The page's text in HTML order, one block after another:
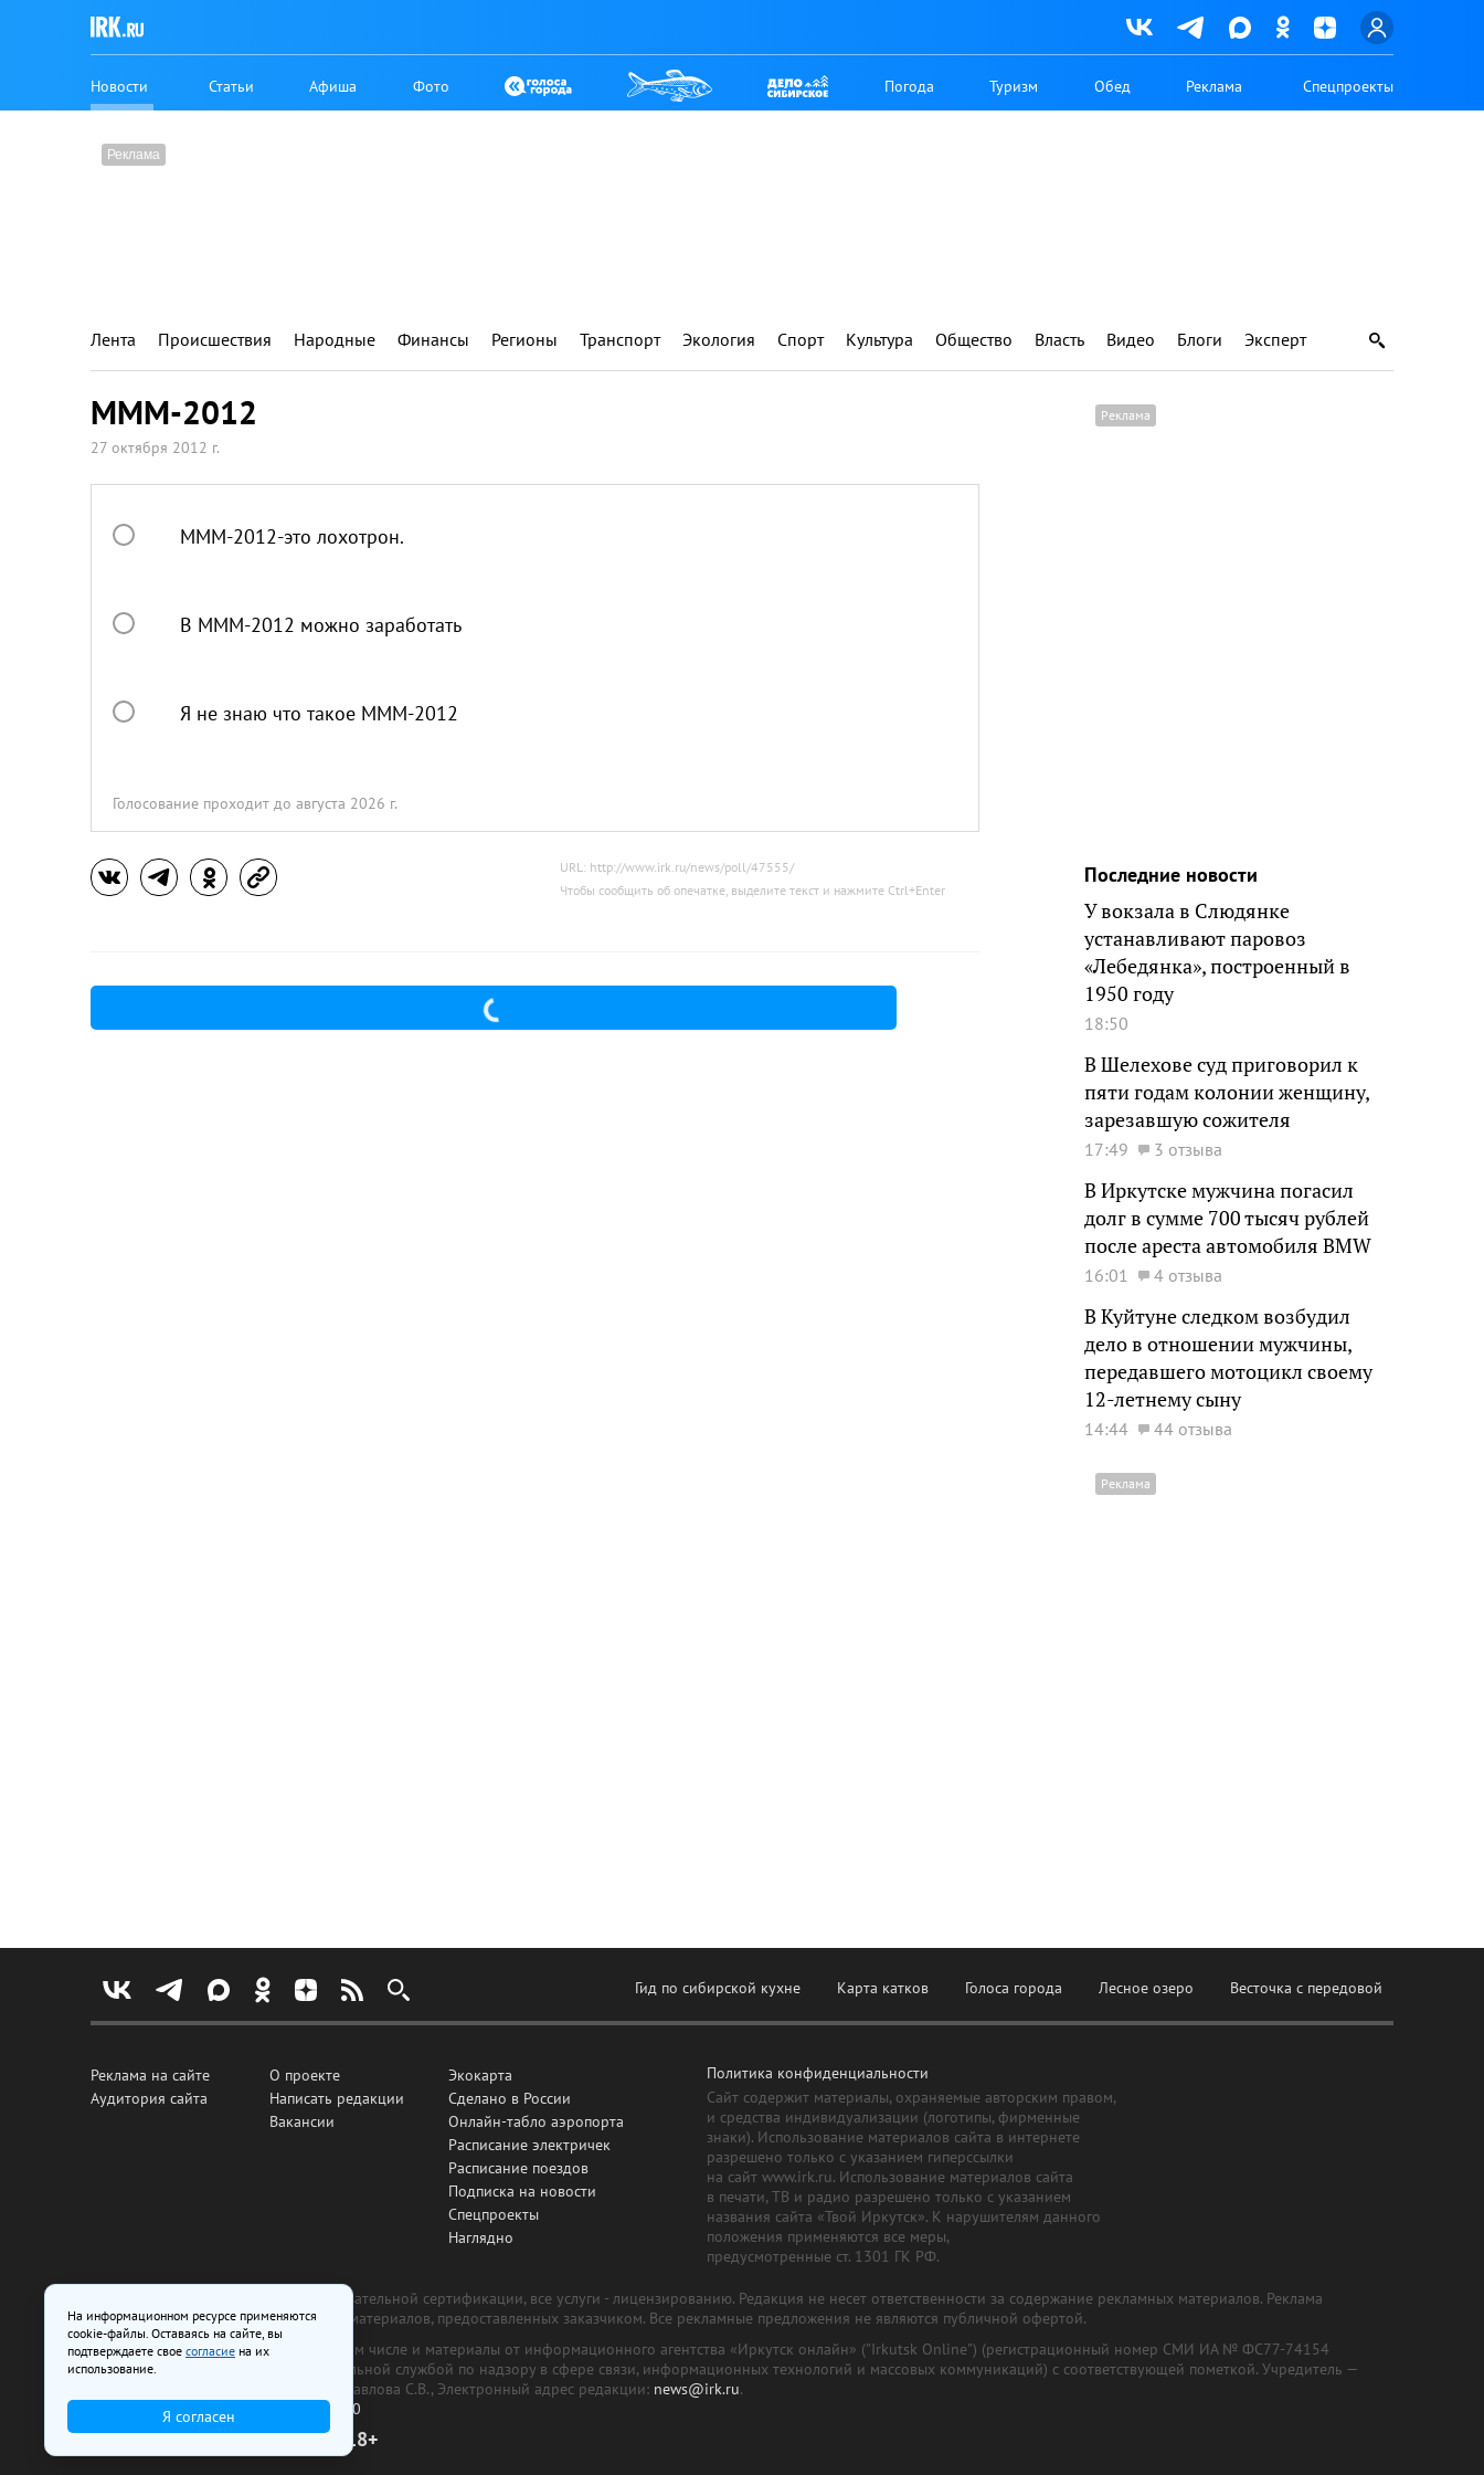
Новости Статьи Афиша Фото Погода Туризм Обед Реклама Спецпроекты
Лента Происшествия Народные Финансы Регионы Транспорт Экология Спорт Культура Общество Власть Видео Блоги Эксперт
МММ-2012
27 октября 2012 г.
МММ-2012-это лохотрон.
В МММ-2012 можно заработать
Я не знаю что такое МММ-2012
Голосование проходит до августа 2026 г.
URL: http://www.irk.ru/news/poll/47555/
Чтобы сообщить об опечатке, выделите текст и нажмите Ctrl+Enter
Последние новости
У вокзала в Слюдянке
устанавливают паровоз
«Лебедянка», построенный в
1950 году
18:50
В Шелехове суд приговорил к
пяти годам колонии женщину,
зарезавшую сожителя
17:49 3 отзыва
В Иркутске мужчина погасил
долг в сумме 700 тысяч рублей
после ареста автомобиля BMW
16:01 4 отзыва
В Куйтуне следком возбудил
дело в отношении мужчины,
передавшего мотоцикл своему
12-летнему сыну
14:44 44 отзыва
Гид по сибирской кухне Карта катков Голоса города Лесное озеро Весточка с передовой
Реклама на сайте
Аудитория сайта
О проекте
Написать редакции
Вакансии
Экокарта
Сделано в России
Онлайн-табло аэропорта
Расписание электричек
Расписание поездов
Подписка на новости
Спецпроекты
Наглядно
Политика конфиденциальности
Сайт содержит материалы, охраняемые авторским правом,
и средства индивидуализации (логотипы, фирменные
знаки). Использование материалов сайта в интернете
разрешено только с указанием гиперссылки
на сайт www.irk.ru. Использование материалов сайта
в печати, ТВ и радио разрешено только с указанием
названия сайта «Твой Иркутск». К нарушителям данного
положения применяются все меры,
предусмотренные ст. 1301 ГК РФ.
Все рекламные товары подлежат обязательной сертификации, все услуги - лицензированию. Редакция не несет ответственности за содержание рекламных материалов. Реклама
изготовлена и размещена на основе материалов, предоставленных заказчиком. Все рекламные предложения не являются публичной офертой.
На сайте www.irk.ru размещаются в том числе и материалы от информационного агентства «Иркутск онлайн» ("Irkutsk Online") (регистрационный номер СМИ ИА № ФС77-74154
от 29 октября 2018 г., выдан Федеральной службой по надзору в сфере связи, информационных технологий и массовых коммуникаций) с соответствующей пометкой. Учредитель —
ООО «Ирк.ру». Главный редактор — Павлова С.В., Электронный адрес редакции: news@irk.ru.
Телефон редакции:
+7 (3952) 48-88-50
18+
На информационном ресурсе применяются
cookie-файлы. Оставаясь на сайте, вы
подтверждаете свое согласие на их
использование.
Я согласен